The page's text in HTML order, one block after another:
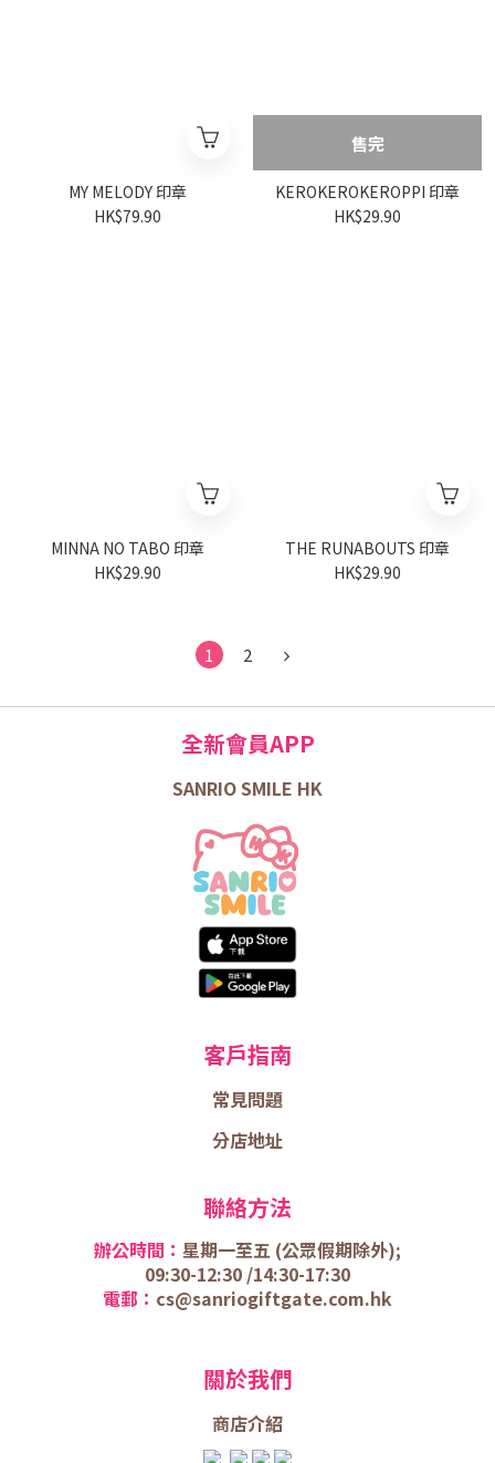
MY MELODY 印章
HK$79.90
售完
KEROKEROKEROPPI 印章
HK$29.90
MINNA NO TABO 印章
HK$29.90
THE RUNABOUTS 印章
HK$29.90
1 2
全新會員APP
SANRIO SMILE HK
客戶指南
常見問題
分店地址
聯絡方法
辦公時間： 星期一至五 (公眾假期除外);
09:30-12:30 /14:30-17:30
電郵： cs@sanriogiftgate.com.hk
關於我們
商店介紹